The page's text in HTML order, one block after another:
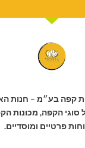
קפה בע״מ – חנות
הקפה, מכונות
פרטיים ומוסדיים.